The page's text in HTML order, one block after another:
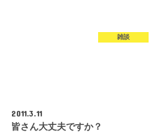
雑談
2011.3.11
皆さん大丈夫ですか？